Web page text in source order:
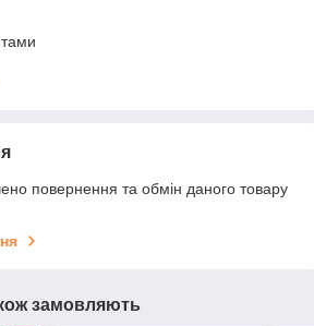
повернення та обмін даного товару
замовляють